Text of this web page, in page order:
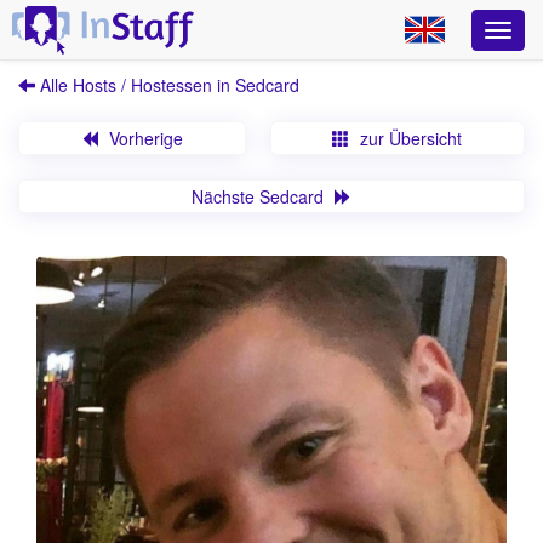
Alle Hosts / Hostessen in Sedcard
Vorherige zur Übersicht
Nächste Sedcard